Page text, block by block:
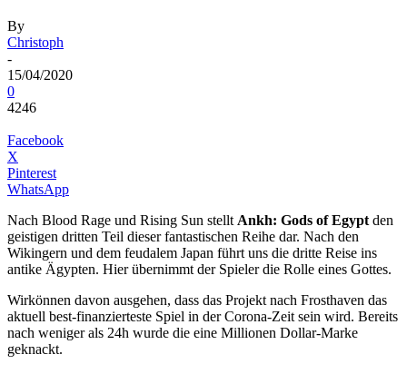
By
Christoph
-
15/04/2020
0
4246
Facebook
X
Pinterest
WhatsApp
Nach Blood Rage und Rising Sun stellt Ankh: Gods of Egypt den
geistigen dritten Teil dieser fantastischen Reihe dar. Nach den
Wikingern und dem feudalem Japan führt uns die dritte Reise ins
antike Ägypten. Hier übernimmt der Spieler die Rolle eines Gottes.
Wirkönnen davon ausgehen, dass das Projekt nach Frosthaven das
aktuell best-finanzierteste Spiel in der Corona-Zeit sein wird. Bereits
nach weniger als 24h wurde die eine Millionen Dollar-Marke
geknackt.